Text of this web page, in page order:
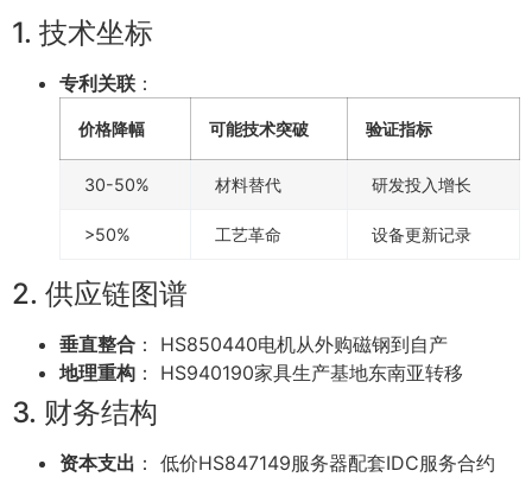
1. 技术坐标
专利关联 ：
价格降幅 可能技术突破 验证指标
30-50% 材料替代 研发投入增长
>50% 工艺革命 设备更新记录
2. 供应链图谱
垂直整合 ： HS850440电机从外购磁钢到自产
地理重构 ： HS940190家具生产基地东南亚转移
3. 财务结构
资本支出 ： 低价HS847149服务器配套IDC服务合约